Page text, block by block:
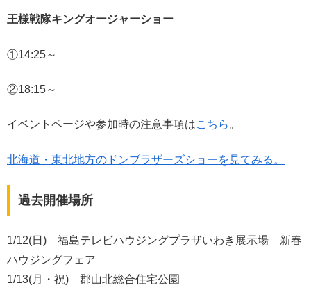
王様戦隊キングオージャーショー
①14:25～
②18:15～
イベントページや参加時の注意事項はこちら 。
北海道・東北地方のドンブラザーズショーを見てみる。
過去開催場所
1/12(日) 福島テレビハウジングプラザいわき展示場 新春
ハウジングフェア
1/13(月・祝) 郡山北総合住宅公園